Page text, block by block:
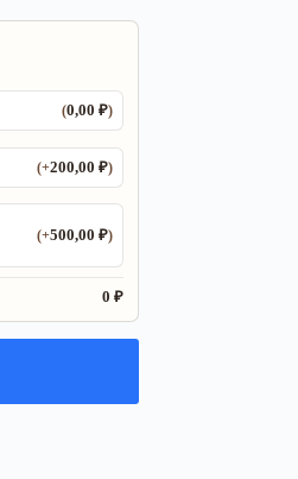
(0,00 ₽)
(+200,00 ₽)
(+500,00 ₽)
0 ₽